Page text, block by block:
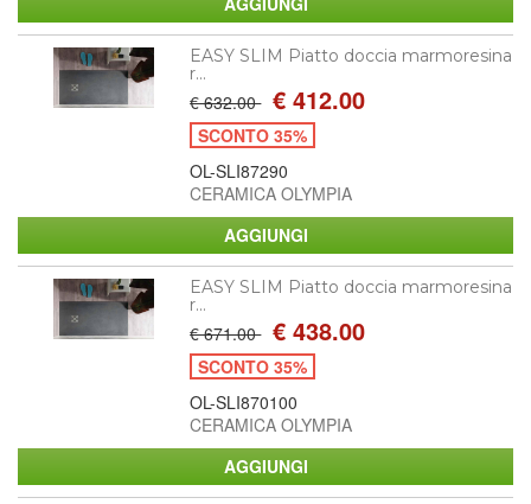
EASY SLIM Piatto doccia marmoresina
r...
€ 632.00 € 412.00
SCONTO 35%
OL-SLI87290
CERAMICA OLYMPIA
EASY SLIM Piatto doccia marmoresina
r...
€ 671.00 € 438.00
SCONTO 35%
OL-SLI870100
CERAMICA OLYMPIA